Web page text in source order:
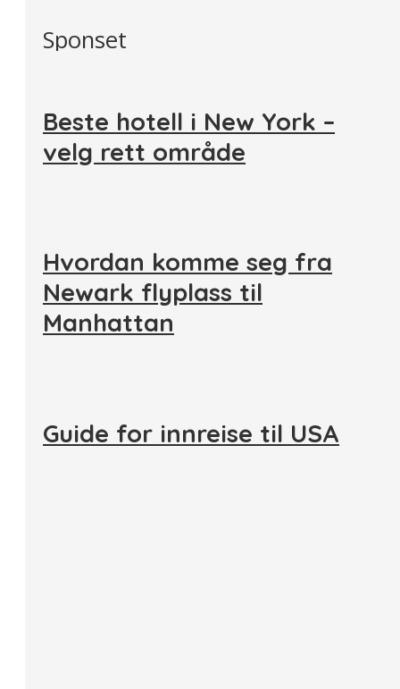
Sponset
Beste hotell i New York –
velg rett område
Hvordan komme seg fra
Newark flyplass til
Manhattan
Guide for innreise til USA